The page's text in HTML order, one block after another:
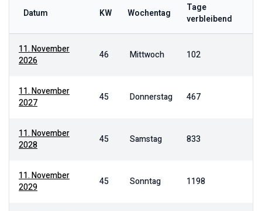
Datum KW Wochentag
Tage
verbleibend
11. November
2026
46 Mittwoch 102
11. November
2027
45 Donnerstag 467
11. November
2028
45 Samstag 833
11. November
2029
45 Sonntag 1198